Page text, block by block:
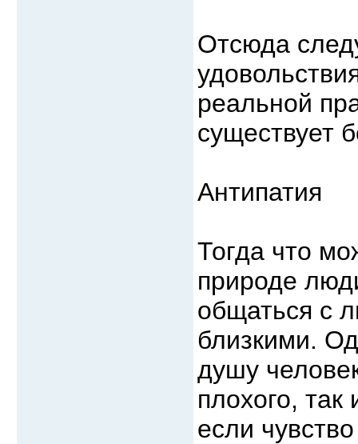
Отсюда
реальной
существует
Антипатия
Тогда что
природе
общаться с
близкими.
душу
плохого,
если